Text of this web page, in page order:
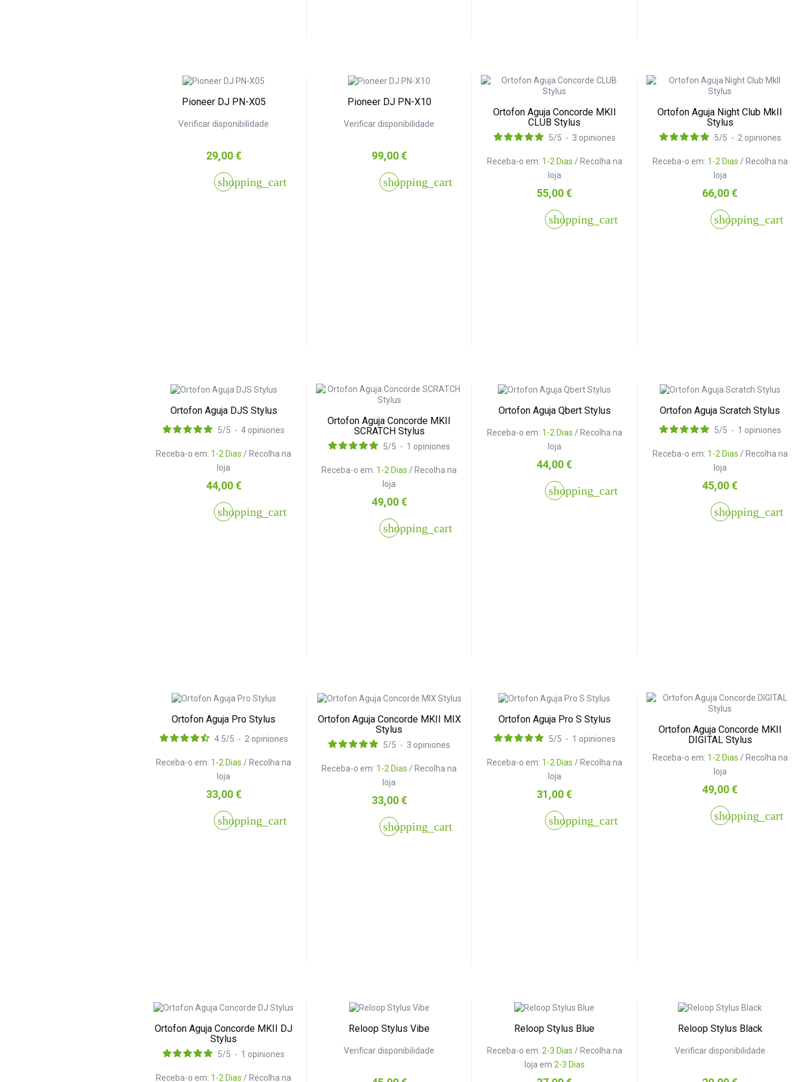
Pioneer DJ PN-X05
Verificar disponibilidade
Preço
29,00 €
shopping_cart
Pioneer DJ PN-X10
Verificar disponibilidade
Preço
99,00 €
shopping_cart
Ortofon Aguja Concorde MKII
CLUB Stylus
Receba-o em: 1-2 Dias / Recolha na
loja
5/5 - 3 opiniones
Preço
55,00 €
shopping_cart
Ortofon Aguja Night Club MkII
Stylus
Receba-o em: 1-2 Dias / Recolha na
loja
5/5 - 2 opiniones
Preço
66,00 €
shopping_cart
Ortofon Aguja DJS Stylus
Receba-o em: 1-2 Dias/ Recolha na
loja
5/5 - 4 opiniones
Preço
44,00 €
shopping_cart
Ortofon Aguja Concorde MKII
SCRATCH Stylus
Receba-o em: 1-2 Dias / Recolha na
loja
5/5 - 1 opiniones
Preço
49,00 €
shopping_cart
Ortofon Aguja Qbert Stylus
Receba-o em: 1-2 Dias / Recolha na
loja
Preço
44,00 €
shopping_cart
Ortofon Aguja Scratch Stylus
Receba-o em: 1-2 Dias / Recolha na
loja
5/5 - 1 opiniones
Preço
45,00 €
shopping_cart
Ortofon Aguja Pro Stylus
Receba-o em: 1-2 Dias/ Recolha na
loja
4.5/5 - 2 opiniones
Preço
33,00 €
shopping_cart
Ortofon Aguja Concorde MKII MIX
Stylus
Receba-o em: 1-2 Dias/ Recolha na
loja
5/5 - 3 opiniones
Preço
33,00 €
shopping_cart
Ortofon Aguja Pro S Stylus
Receba-o em: 1-2 Dias / Recolha na
loja
5/5 - 1 opiniones
Preço
31,00 €
shopping_cart
Ortofon Aguja Concorde MKII
DIGITAL Stylus
Receba-o em: 1-2 Dias / Recolha na
loja
Preço
49,00 €
shopping_cart
Ortofon Aguja Concorde MKII DJ
Stylus
Receba-o em: 1-2 Dias / Recolha na
5/5 - 1 opiniones
Reloop Stylus Vibe
Verificar disponibilidade
Preço
Reloop Stylus Blue
Receba-o em: 2-3 Dias / Recolha na
loja em 2-3 Dias
Preço
Reloop Stylus Black
Verificar disponibilidade
Preço